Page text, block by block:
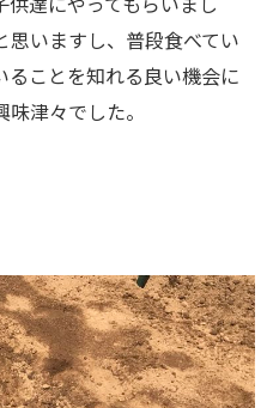
供達にやってもらいまし
思いますし、普段食べてい
ることを知れる良い機会に
津々でした。